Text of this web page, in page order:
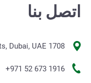
اتصل بنا
1708 Al Ameri Tower, Barsha Heights, Dubai, UAE
+971 52 673 1916